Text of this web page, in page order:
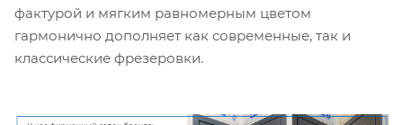
фактурой и мягким равномерным цветом
гармонично дополняет как современные, так и
классические фрезеровки.